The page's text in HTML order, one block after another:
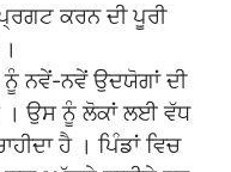
ਕਰਨ ਦੀ ਪੂਰੀ
ਨਵੇਂ-ਨਵੇਂ ਉਦਯੋਗਾਂ ਦੀ
। ਉਸ ਨੂੰ ਲੋਕਾਂ ਲਈ ਵੱਧ
ਹੈ । ਪਿੰਡਾਂ ਵਿਚ